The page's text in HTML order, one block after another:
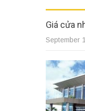
Giá cửa
September